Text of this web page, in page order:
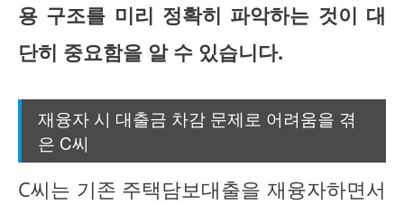
용 구조를 미리 정확히 파악하는 것이 대
단히 중요함을 알 수 있습니다.
재융자 시 대출금 차감 문제로 어려움을 겪
은 C씨
C씨는 기존 주택담보대출을 재융자하면서